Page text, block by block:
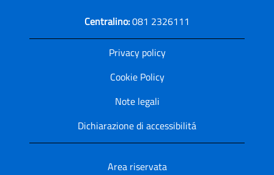
Centralino:081 2326111
Privacy policy
Cookie Policy
Note legali
Dichiarazione di accessibilitá
Area riservata